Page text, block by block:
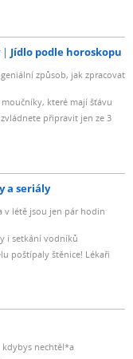
Jídlo podle horoskopu
způsob, jak zpracovat
které mají šťávu
připravit jen ze 3
a seriály
v létě jsou jen pár hodin
i setkání vodníků
poštípaly štěnice! Lékaři
kdybys nechtěl*a